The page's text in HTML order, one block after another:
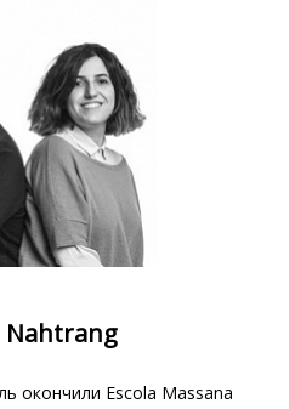
Nahtrang
окончили Escola Massana